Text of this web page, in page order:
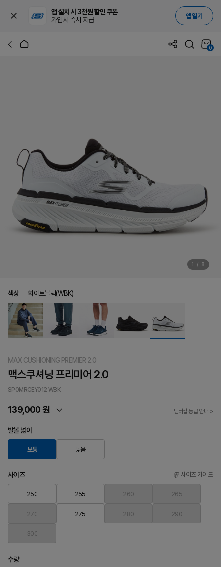
앱 설치 시 3천원 할인 쿠폰
가입시 즉시 지급
앱 열기
0
1 / 8
MAX CUSHIONING PREMIER 2.0
맥스쿠셔닝 프리미어 2.0
SP0MRCEY012 WBK
139,000 원 멤버십 등급 안내 >
색상 화이트블랙(WBK)
발볼 넓이
보통 넓음
사이즈 사이즈 가이드
250 255 260 265
270 275 280 290
300
수량